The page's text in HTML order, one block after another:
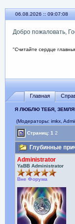
06.08.2026 :: 09:07:09
Добро пожаловать,
"Считайте сердце
Главная
Я ЛЮБЛЮ ТЕБЯ,
(Модераторы: imkx,
Страниц:1 2
Глубинные
Administrator
YaBB Administrator
Вне Форума